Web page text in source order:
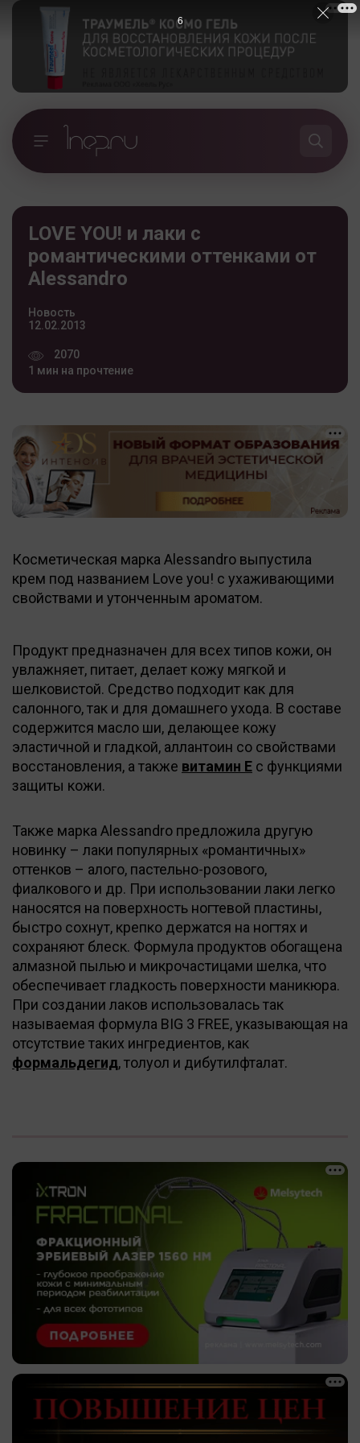
LOVE YOU! и лаки с
романтическими оттенками от
Alessandro
Новость
12.02.2013
2070
1 мин на прочтение
Косметическая марка Alessandro выпустила
крем под названием Love you! с ухаживающими
свойствами и утонченным ароматом.
Продукт предназначен для всех типов кожи, он
увлажняет, питает, делает кожу мягкой и
шелковистой. Средство подходит как для
салонного, так и для домашнего ухода. В составе
содержится масло ши, делающее кожу
эластичной и гладкой, аллантоин со свойствами
восстановления, а также витамин Е с функциями
защиты кожи.
Также марка Alessandro предложила другую
новинку – лаки популярных «романтичных»
оттенков – алого, пастельно-розового,
фиалкового и др. При использовании лаки легко
наносятся на поверхность ногтевой пластины,
быстро сохнут, крепко держатся на ногтях и
сохраняют блеск. Формула продуктов обогащена
алмазной пылью и микрочастицами шелка, что
обеспечивает гладкость поверхности маникюра.
При создании лаков использовалась так
называемая формула BIG 3 FREE, указывающая на
отсутствие таких ингредиентов, как
формальдегид, толуол и дибутилфталат.
5